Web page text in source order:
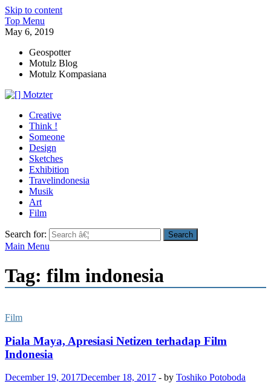
Skip to content
Top Menu
May 6, 2019
Geospotter
Motulz Blog
Motulz Kompasiana
[] Motzter
Cerita Ide Kreatif
Creative
Think !
Someone
Design
Sketches
Exhibition
Travelindonesia
Musik
Art
Film
Search for:
Main Menu
Tag: film indonesia
Film
Piala Maya, Apresiasi Netizen terhadap Film
Indonesia
December 19, 2017December 18, 2017 - by Toshiko Potoboda